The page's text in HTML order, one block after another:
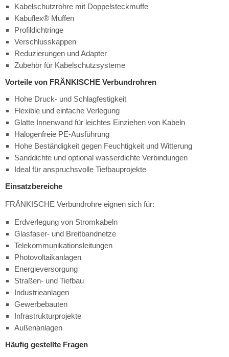
Kabelschutzrohre mit Doppelsteckmuffe
Kabuflex® Muffen
Profildichtringe
Verschlusskappen
Reduzierungen und Adapter
Zubehör für Kabelschutzsysteme
Vorteile von FRÄNKISCHE Verbundrohren
Hohe Druck- und Schlagfestigkeit
Flexible und einfache Verlegung
Glatte Innenwand für leichtes Einziehen von Kabeln
Halogenfreie PE-Ausführung
Hohe Beständigkeit gegen Feuchtigkeit und Witterung
Sanddichte und optional wasserdichte Verbindungen
Ideal für anspruchsvolle Tiefbauprojekte
Einsatzbereiche
FRÄNKISCHE Verbundrohre eignen sich für:
Erdverlegung von Stromkabeln
Glasfaser- und Breitbandnetze
Telekommunikationsleitungen
Photovoltaikanlagen
Energieversorgung
Straßen- und Tiefbau
Industrieanlagen
Gewerbebauten
Infrastrukturprojekte
Außenanlagen
Häufig gestellte Fragen